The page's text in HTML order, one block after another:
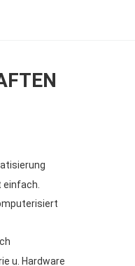
einfach.
u. Hardware